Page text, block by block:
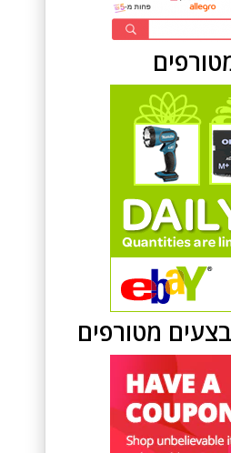
מטורפים